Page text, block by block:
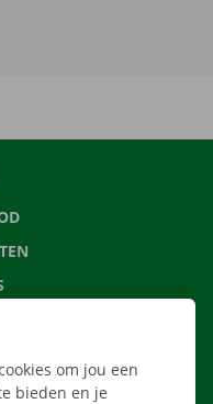
om jou een
bieden en je